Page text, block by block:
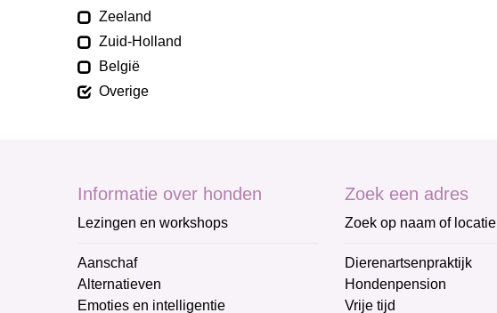
Zeeland
Zuid-Holland
België
Overige
Informatie over honden
Lezingen en workshops
Aanschaf
Alternatieven
Emoties en intelligentie
Zoek een adres
Zoek op naam of locatie
Dierenartsenpraktijk
Hondenpension
Vrije tijd